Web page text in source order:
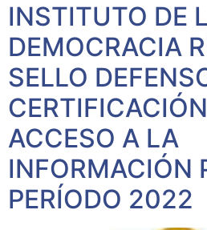
INSTITUTO DE
DEMOCRACIA
SELLO
ACCESO A LA
INFORMACIÓN
PERÍODO 2022